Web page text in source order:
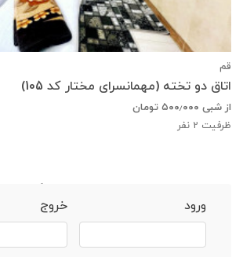
قم
اتاق دو تخته (مهمانسرای مختار کد 105)
از شبی ۵۰۰٫۰۰۰ تومان
ظرفیت 2 نفر
ورود
خروج